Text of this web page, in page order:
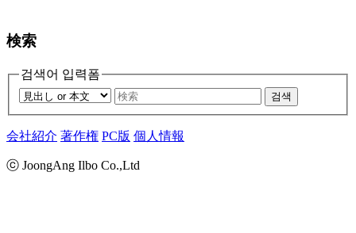
検索
검색어 입력폼
검색
会社紹介 著作権 PC版 個人情報
ⓒ JoongAng Ilbo Co.,Ltd